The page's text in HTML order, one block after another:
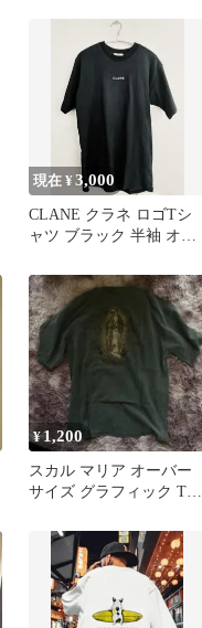
ホワイト 2 色展開 オーバ
ーサイズ メンズ レディ
ース ユニセックス スト
リート
現在 ¥3,000
CLANE クラネ ロゴTシ
ャツ ブラック 半袖 オー
¥1,200
スカル マリア オーバー
サイズ グラフィック Tシ